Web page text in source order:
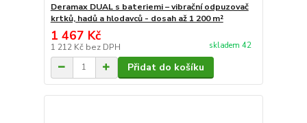
Deramax DUAL s bateriemi – vibrační odpuzovač
krtků, hadů a hlodavců - dosah až 1 200 m²
1 467 Kč
1 212 Kč bez DPH skladem 42
Přidat do košíku